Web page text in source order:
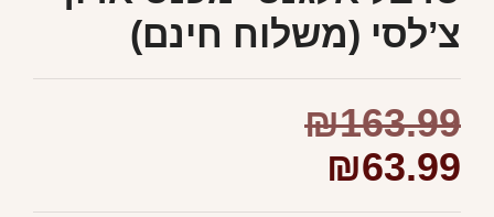
צ’לסי (משלוח חינם)
₪163.99
₪63.99